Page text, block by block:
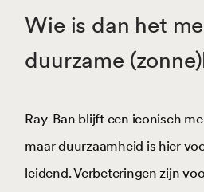
Wie is dan het
duurzame
Ray-Ban blijft een iconisch
maar duurzaamheid is hier
leidend. Verbeteringen zijn